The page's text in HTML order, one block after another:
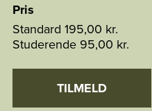
Pris
Standard 195,00 kr.
Studerende 95,00 kr.
TILMELD